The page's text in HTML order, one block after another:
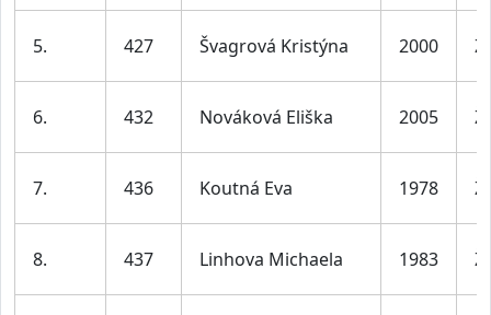
5. 427 Švagrová Kristýna 2000 Ž
6. 432 Nováková Eliška 2005 Ž
7. 436 Koutná Eva 1978 Ž
8. 437 Linhova Michaela 1983 Ž